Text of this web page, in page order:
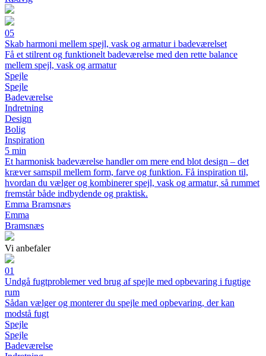
05
Skab harmoni mellem spejl, vask og armatur i badeværelset
Få et stilrent og funktionelt badeværelse med den rette balance
mellem spejl, vask og armatur
Spejle
Spejle
Badeværelse
Indretning
Design
Bolig
Inspiration
5 min
Et harmonisk badeværelse handler om mere end blot design – det
kræver samspil mellem form, farve og funktion. Få inspiration til,
hvordan du vælger og kombinerer spejl, vask og armatur, så rummet
fremstår både indbydende og praktisk.
Emma Bramsnæs
Emma
Bramsnæs
Vi anbefaler
01
Undgå fugtproblemer ved brug af spejle med opbevaring i fugtige
rum
Sådan vælger og monterer du spejle med opbevaring, der kan
modstå fugt
Spejle
Spejle
Badeværelse